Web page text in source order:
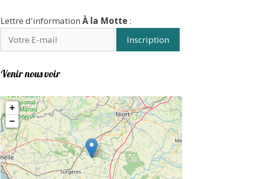
Lettre d'information À la Motte :
Venir nous voir
+
−